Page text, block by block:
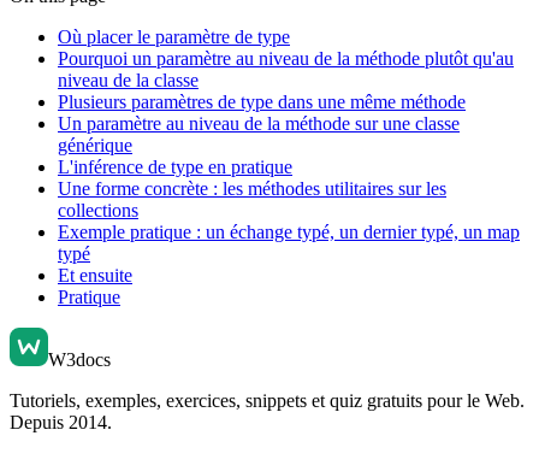
Où placer le paramètre de type
Pourquoi un paramètre au niveau de la méthode plutôt qu'au
niveau de la classe
Plusieurs paramètres de type dans une même méthode
Un paramètre au niveau de la méthode sur une classe
générique
L'inférence de type en pratique
Une forme concrète : les méthodes utilitaires sur les
collections
Exemple pratique : un échange typé, un dernier typé, un map
typé
Et ensuite
Pratique
W3docs
Tutoriels, exemples, exercices, snippets et quiz gratuits pour le Web.
Depuis 2014.